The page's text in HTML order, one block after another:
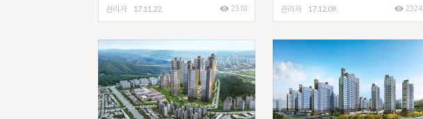
관리자 17.11.22. 2318 관리자 17.12.09. 2324